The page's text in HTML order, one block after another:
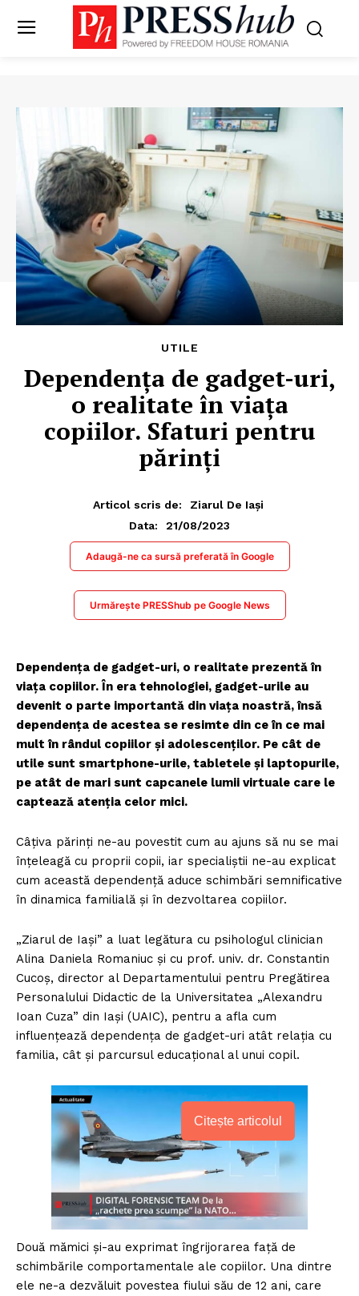
UTILE
Dependenţa de gadget-uri,
o realitate în viaţa
copiilor. Sfaturi pentru
părinți
Articol scris de:
Ziarul De Iași
Data:
21/08/2023
Adaugă-ne ca sursă preferată în Google
Urmărește PRESShub pe Google News
Dependenţa de gadget-uri, o realitate prezentă în
viaţa copiilor. În era tehnologiei, gadget-urile au
devenit o parte importantă din viaţa noastră, însă
dependenţa de acestea se resimte din ce în ce mai
mult în rândul copiilor şi adolescenţilor. Pe cât de
utile sunt smartphone-urile, tabletele şi laptopurile,
pe atât de mari sunt capcanele lumii virtuale care le
captează atenţia celor mici.
Câţiva părinţi ne-au povestit cum au ajuns să nu se mai
înţeleagă cu proprii copii, iar specialiştii ne-au explicat
cum această dependenţă aduce schimbări semnificative
în dinamica familială şi în dezvoltarea copiilor.
„Ziarul de Iaşi” a luat legătura cu psihologul clinician
Alina Daniela Romaniuc şi cu prof. univ. dr. Constantin
Cucoş, director al Departamentului pentru Pregătirea
Personalului Didactic de la Universitatea „Alexandru
Ioan Cuza” din Iaşi (UAIC), pentru a afla cum
influenţează dependenţa de gadget-uri atât relaţia cu
familia, cât şi parcursul educaţional al unui copil.
Citește articolul
Două mămici şi-au exprimat îngrijorarea faţă de
schimbările comportamentale ale copiilor. Una dintre
ele ne-a dezvăluit povestea fiului său de 12 ani, care